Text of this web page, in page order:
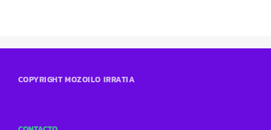
COPYRIGHT MOZOILO IRRATIA